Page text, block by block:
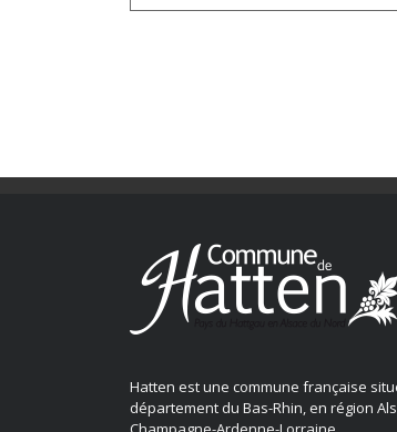
Hatten est une commune française
département du Bas-Rhin, en région